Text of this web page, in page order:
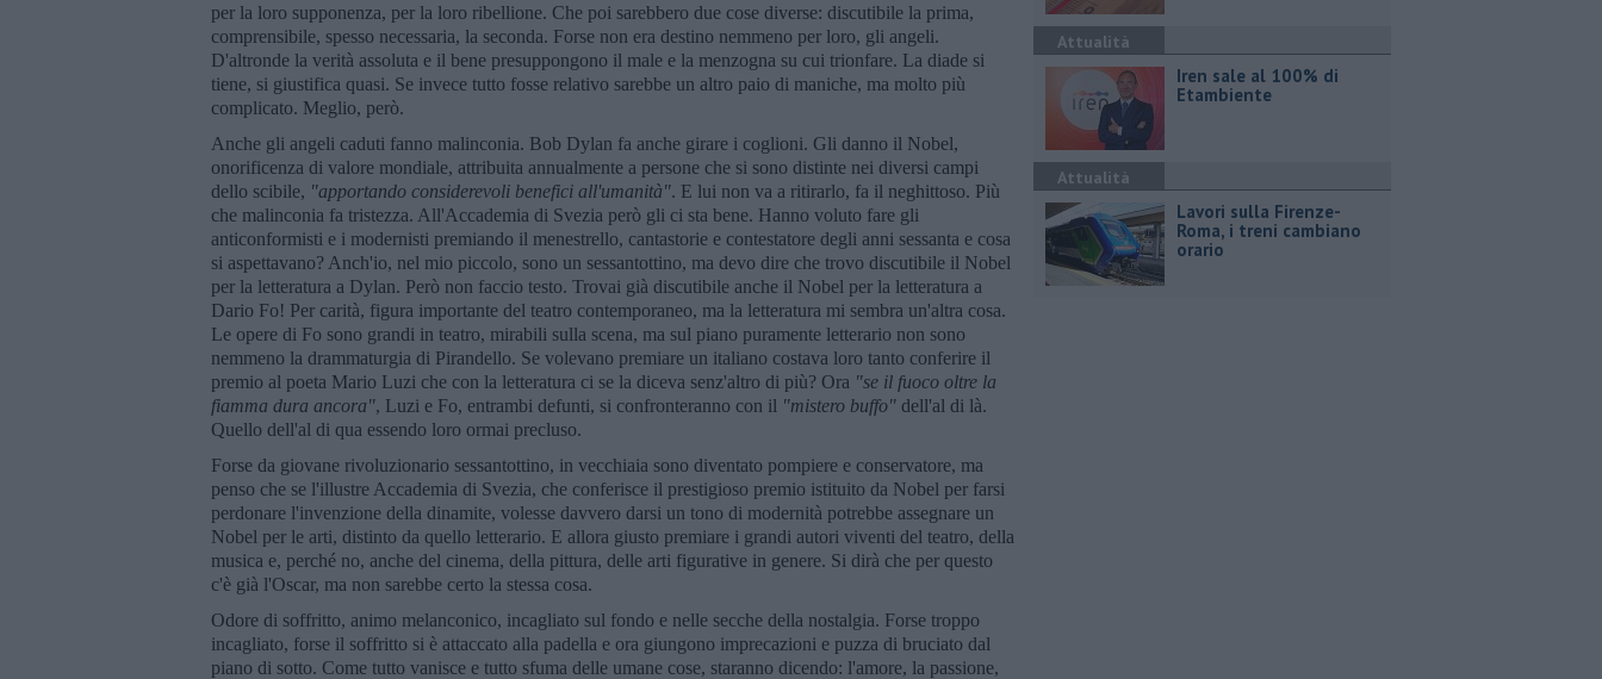
per la loro supponenza, per la loro ribellione. Che poi sarebbero due cose diverse: discutibile la prima,
comprensibile, spesso necessaria, la seconda. Forse non era destino nemmeno per loro, gli angeli.
D'altronde la verità assoluta e il bene presuppongono il male e la menzogna su cui trionfare. La diade si
tiene, si giustifica quasi. Se invece tutto fosse relativo sarebbe un altro paio di maniche, ma molto più
complicato. Meglio, però.
Anche gli angeli caduti fanno malinconia. Bob Dylan fa anche girare i coglioni. Gli danno il Nobel,
onorificenza di valore mondiale, attribuita annualmente a persone che si sono distinte nei diversi campi
dello scibile, "apportando considerevoli benefici all'umanità". E lui non va a ritirarlo, fa il neghittoso. Più
che malinconia fa tristezza. All'Accademia di Svezia però gli ci sta bene. Hanno voluto fare gli
anticonformisti e i modernisti premiando il menestrello, cantastorie e contestatore degli anni sessanta e cosa
si aspettavano? Anch'io, nel mio piccolo, sono un sessantottino, ma devo dire che trovo discutibile il Nobel
per la letteratura a Dylan. Però non faccio testo. Trovai già discutibile anche il Nobel per la letteratura a
Dario Fo! Per carità, figura importante del teatro contemporaneo, ma la letteratura mi sembra un'altra cosa.
Le opere di Fo sono grandi in teatro, mirabili sulla scena, ma sul piano puramente letterario non sono
nemmeno la drammaturgia di Pirandello. Se volevano premiare un italiano costava loro tanto conferire il
premio al poeta Mario Luzi che con la letteratura ci se la diceva senz'altro di più? Ora "se il fuoco oltre la
fiamma dura ancora", Luzi e Fo, entrambi defunti, si confronteranno con il "mistero buffo" dell'al di là.
Quello dell'al di qua essendo loro ormai precluso.
Forse da giovane rivoluzionario sessantottino, in vecchiaia sono diventato pompiere e conservatore, ma
penso che se l'illustre Accademia di Svezia, che conferisce il prestigioso premio istituito da Nobel per farsi
perdonare l'invenzione della dinamite, volesse davvero darsi un tono di modernità potrebbe assegnare un
Nobel per le arti, distinto da quello letterario. E allora giusto premiare i grandi autori viventi del teatro, della
musica e, perché no, anche del cinema, della pittura, delle arti figurative in genere. Si dirà che per questo
c'è già l'Oscar, ma non sarebbe certo la stessa cosa.
Odore di soffritto, animo melanconico, incagliato sul fondo e nelle secche della nostalgia. Forse troppo
incagliato, forse il soffritto si è attaccato alla padella e ora giungono imprecazioni e puzza di bruciato dal
piano di sotto. Come tutto vanisce e tutto sfuma delle umane cose, staranno dicendo: l'amore, la passione,
Attualità
Iren sale al 100% di
Etambiente
Attualità
Lavori sulla Firenze-
Roma, i treni cambiano
orario